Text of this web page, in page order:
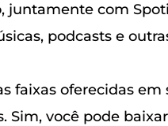
juntamente com
podcasts e
faixas oferecidas
Sim, você pode